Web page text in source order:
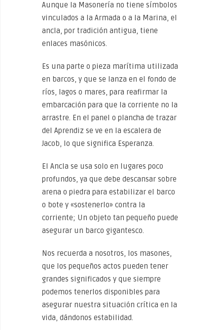
Aunque la Masonería no tiene símbolos
vinculados a la Armada o a la Marina, el
ancla, por tradición antigua, tiene
enlaces masónicos.
Es una parte o pieza marítima utilizada
en barcos, y que se lanza en el fondo de
ríos, lagos o mares, para reafirmar la
embarcación para que la corriente no la
arrastre. En el panel o plancha de trazar
del Aprendiz se ve en la escalera de
Jacob, lo que significa Esperanza.
El Ancla se usa solo en lugares poco
profundos, ya que debe descansar sobre
arena o piedra para estabilizar el barco
o bote y «sostenerlo» contra la
corriente; Un objeto tan pequeño puede
asegurar un barco gigantesco.
Nos recuerda a nosotros, los masones,
que los pequeños actos pueden tener
grandes significados y que siempre
podemos tenerlos disponibles para
asegurar nuestra situación crítica en la
vida, dándonos estabilidad.